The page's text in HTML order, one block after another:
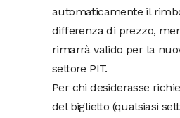
automaticamente il
differenza di prezzo,
rimarrà valido per la
settore PIT.
Per chi desiderasse
del biglietto (qualsiasi